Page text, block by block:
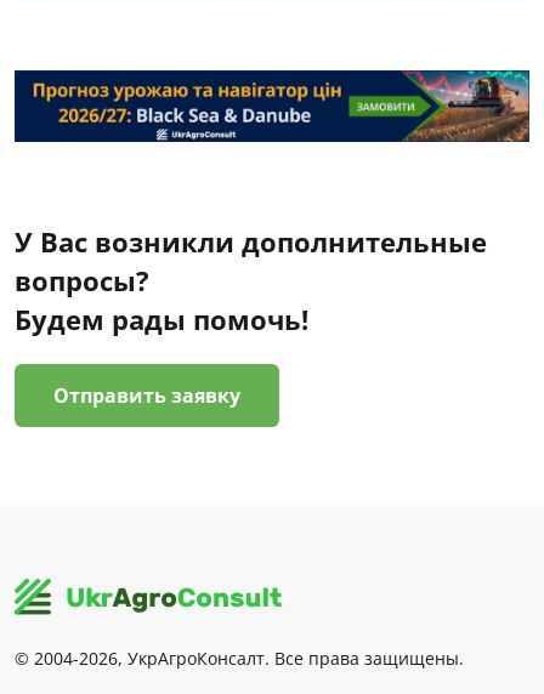
У Вас возникли дополнительные
вопросы?
Будем рады помочь!
Отправить заявку
© 2004-2026, УкрАгроКонсалт. Все права защищены.